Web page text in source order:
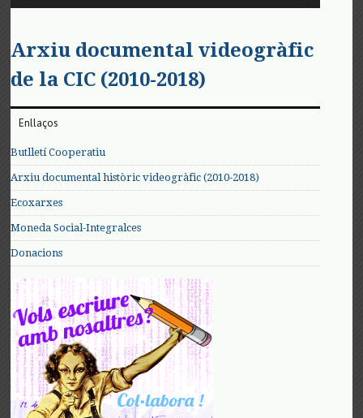
Arxiu documental videogràfic
de la CIC (2010-2018)
Enllaços
Butlletí Cooperatiu
Arxiu documental històric videogràfic (2010-2018)
Ecoxarxes
Moneda Social-Integralces
Donacions